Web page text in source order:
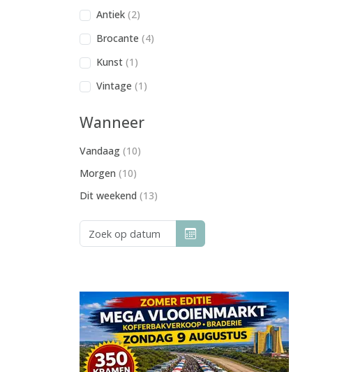
Antiek (2)
Brocante (4)
Kunst (1)
Vintage (1)
Wanneer
Vandaag (10)
Morgen (10)
Dit weekend (13)